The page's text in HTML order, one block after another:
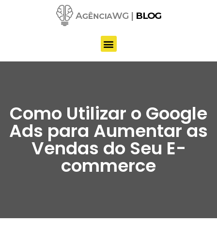
conteúdo
Como Utilizar o Google
Ads para Aumentar as
Vendas do Seu E-
commerce